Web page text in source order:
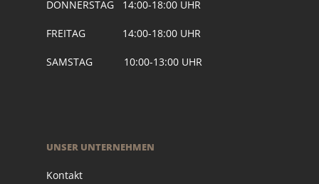
DONNERSTAG 14:00-18:00 UHR
FREITAG 14:00-18:00 UHR
SAMSTAG 10:00-13:00 UHR
UNSER UNTERNEHMEN
Kontakt